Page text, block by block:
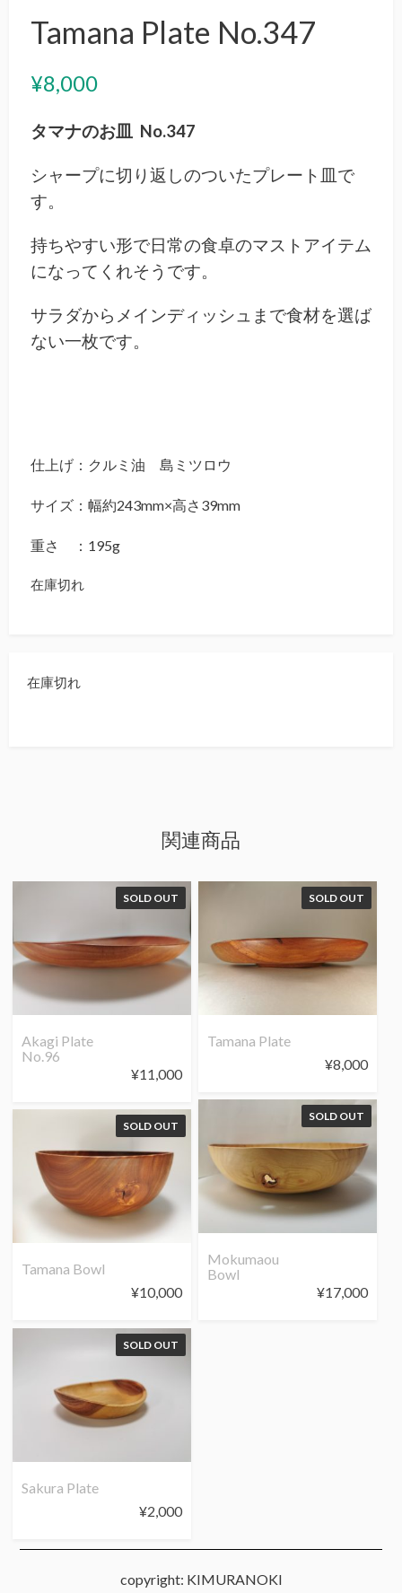
Tamana Plate No.347
¥8,000
タマナのお皿 No.347
シャープに切り返しのついたプレート皿で
す。
持ちやすい形で日常の食卓のマストアイテム
になってくれそうです。
サラダからメインディッシュまで食材を選ば
ない一枚です。
仕上げ：クルミ油 島ミツロウ
サイズ：幅約243mm×高さ39mm
重さ ：195g
在庫切れ
在庫切れ
関連商品
SOLD OUT
Akagi Plate
No.96
¥11,000
SOLD OUT
Tamana Plate
¥8,000
SOLD OUT
Mokumaou
Bowl
¥17,000
SOLD OUT
Tamana Bowl
¥10,000
SOLD OUT
Sakura Plate
¥2,000
copyright: KIMURANOKI